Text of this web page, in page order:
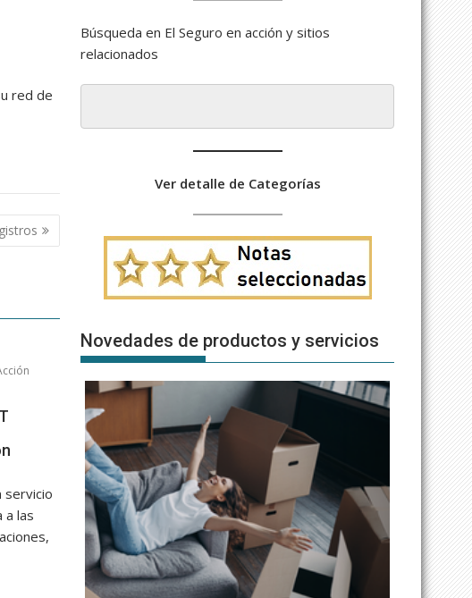
red de
servicio
a las
Búsqueda en El Seguro en acción y sitios
relacionados
Ver detalle de Categorías
Novedades de productos y servicios